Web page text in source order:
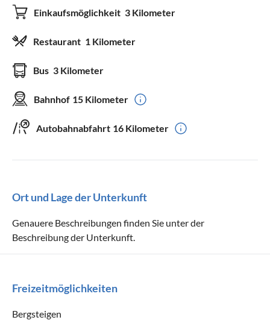
Einkaufsmöglichkeit 3 Kilometer
Restaurant 1 Kilometer
Bus 3 Kilometer
Bahnhof 15 Kilometer
Autobahnabfahrt 16 Kilometer
Ort und Lage der Unterkunft
Genauere Beschreibungen finden Sie unter der
Beschreibung der Unterkunft.
Freizeitmöglichkeiten
Bergsteigen